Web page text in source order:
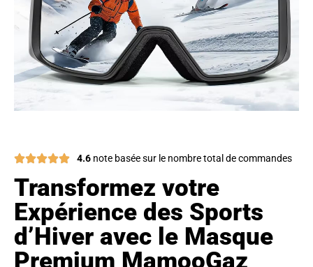
4.6 note basée sur le nombre total de commandes
Transformez votre
Expérience des Sports
d’Hiver avec le Masque
Premium MamooGaz